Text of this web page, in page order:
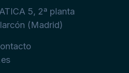
5, 2ª planta
(Madrid)